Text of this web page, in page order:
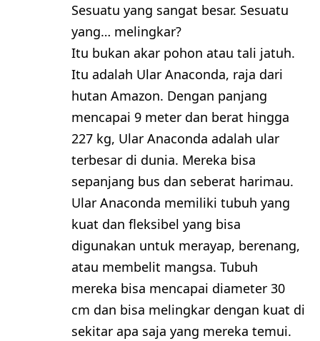
Sesuatu yang sangat besar. Sesuatu
yang… melingkar?
Itu bukan akar pohon atau tali jatuh.
Itu adalah Ular Anaconda, raja dari
hutan Amazon. Dengan panjang
mencapai 9 meter dan berat hingga
227 kg, Ular Anaconda adalah ular
terbesar di dunia. Mereka bisa
sepanjang bus dan seberat harimau.
Ular Anaconda memiliki tubuh yang
kuat dan fleksibel yang bisa
digunakan untuk merayap, berenang,
atau membelit mangsa. Tubuh
mereka bisa mencapai diameter 30
cm dan bisa melingkar dengan kuat di
sekitar apa saja yang mereka temui.